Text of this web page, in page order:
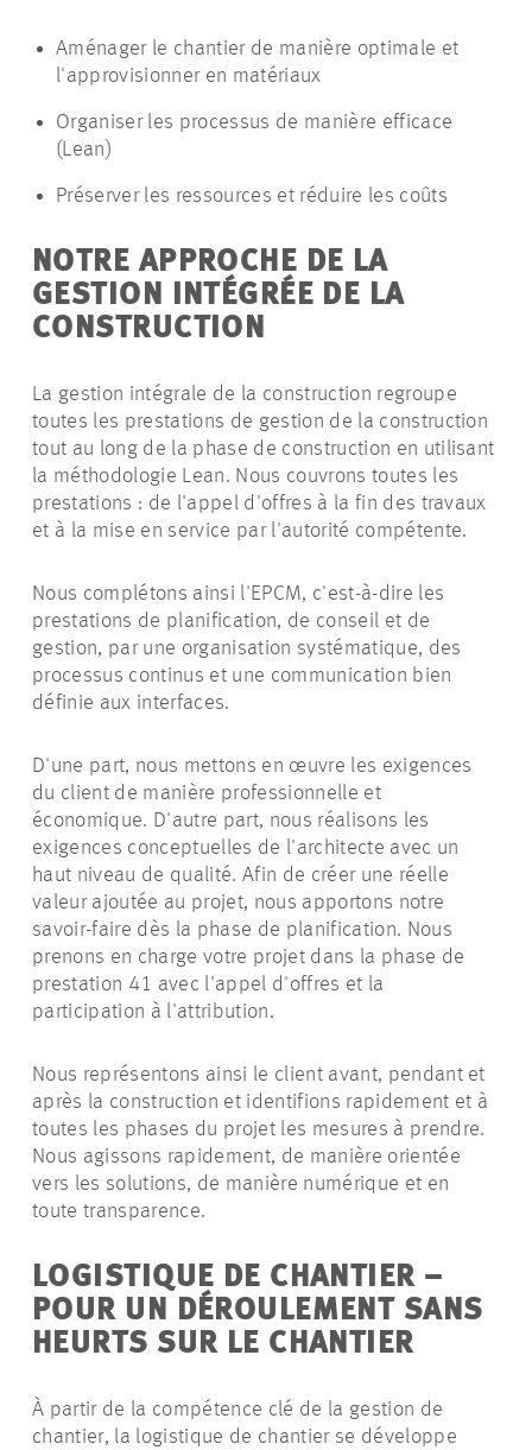
Aménager le chantier de manière optimale et
l'approvisionner en matériaux
Organiser les processus de manière efficace
(Lean)
Préserver les ressources et réduire les coûts
NOTRE APPROCHE DE LA
GESTION INTÉGRÉE DE LA
CONSTRUCTION
La gestion intégrale de la construction regroupe
toutes les prestations de gestion de la construction
tout au long de la phase de construction en utilisant
la méthodologie Lean. Nous couvrons toutes les
prestations : de l'appel d'offres à la fin des travaux
et à la mise en service par l'autorité compétente.
Nous complétons ainsi l'EPCM, c'est-à-dire les
prestations de planification, de conseil et de
gestion, par une organisation systématique, des
processus continus et une communication bien
définie aux interfaces.
D'une part, nous mettons en œuvre les exigences
du client de manière professionnelle et
économique. D'autre part, nous réalisons les
exigences conceptuelles de l'architecte avec un
haut niveau de qualité. Afin de créer une réelle
valeur ajoutée au projet, nous apportons notre
savoir-faire dès la phase de planification. Nous
prenons en charge votre projet dans la phase de
prestation 41 avec l'appel d'offres et la
participation à l'attribution.
Nous représentons ainsi le client avant, pendant et
après la construction et identifions rapidement et à
toutes les phases du projet les mesures à prendre.
Nous agissons rapidement, de manière orientée
vers les solutions, de manière numérique et en
toute transparence.
LOGISTIQUE DE CHANTIER –
POUR UN DÉROULEMENT SANS
HEURTS SUR LE CHANTIER
À partir de la compétence clé de la gestion de
chantier, la logistique de chantier se développe